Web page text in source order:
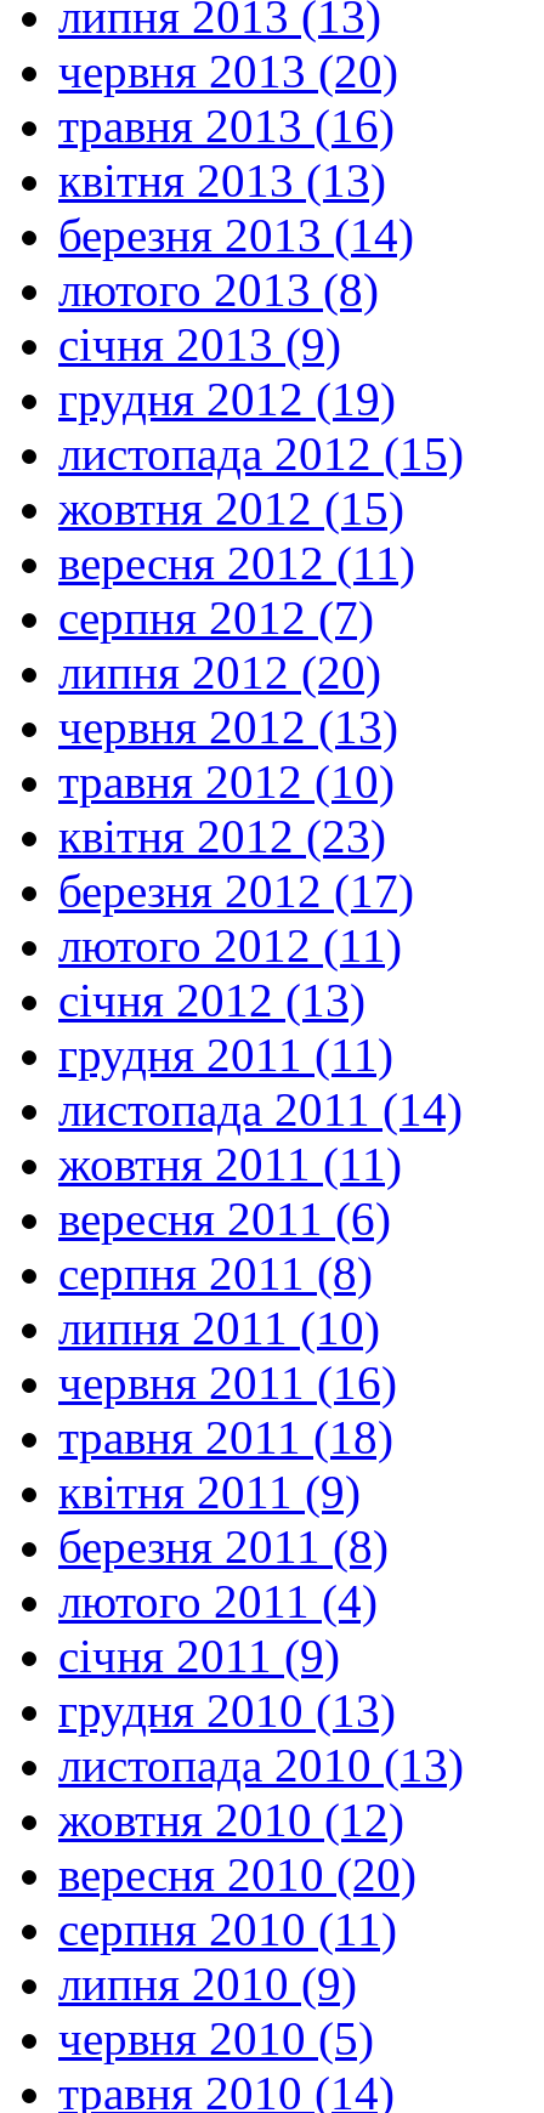
липня 2013 (13)
червня 2013 (20)
травня 2013 (16)
квітня 2013 (13)
березня 2013 (14)
лютого 2013 (8)
січня 2013 (9)
грудня 2012 (19)
листопада 2012 (15)
жовтня 2012 (15)
вересня 2012 (11)
серпня 2012 (7)
липня 2012 (20)
червня 2012 (13)
травня 2012 (10)
квітня 2012 (23)
березня 2012 (17)
лютого 2012 (11)
січня 2012 (13)
грудня 2011 (11)
листопада 2011 (14)
жовтня 2011 (11)
вересня 2011 (6)
серпня 2011 (8)
липня 2011 (10)
червня 2011 (16)
травня 2011 (18)
квітня 2011 (9)
березня 2011 (8)
лютого 2011 (4)
січня 2011 (9)
грудня 2010 (13)
листопада 2010 (13)
жовтня 2010 (12)
вересня 2010 (20)
серпня 2010 (11)
липня 2010 (9)
червня 2010 (5)
травня 2010 (14)